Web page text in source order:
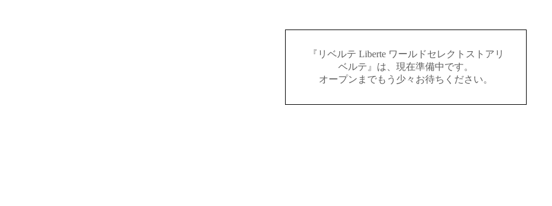
『リベルテ Liberte ワールドセレクトストアリ
ベルテ』は、現在準備中です。
オープンまでもう少々お待ちください。